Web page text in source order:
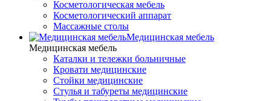
Косметологическая мебель
Косметологический аппарат
Массажные столы
Медицинская мебель
Медицинская мебель
Каталки и тележки больничные
Кровати медицинские
Стойки медицинские
Стулья и табуреты медицинские